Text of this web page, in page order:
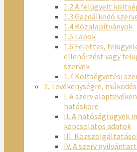
1.2 A felügyelt
1.3 Gazdálkodó
1.4 Közalapítványok
1.5 Lapok
1.6 Felettes,
ellenőrzést vagy
szervek
1.7 Költségvetési
2. Tevékenységre,
I. A szerv
hatásköre
II. A hatósági ügyek
kapcsolatos adatok
III.
IV. A szerv